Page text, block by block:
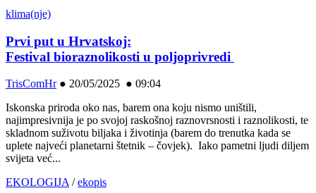
klima(nje)
Prvi put u Hrvatskoj:
Festival bioraznolikosti u poljoprivredi
TrisComHr● 20/05/2025 ● 09:04
Iskonska priroda oko nas, barem ona koju nismo uništili,
najimpresivnija je po svojoj raskošnoj raznovrsnosti i raznolikosti, te
skladnom suživotu biljaka i životinja (barem do trenutka kada se
uplete najveći planetarni štetnik – čovjek). Iako pametni ljudi diljem
svijeta već...
EKOLOGIJA /ekopis